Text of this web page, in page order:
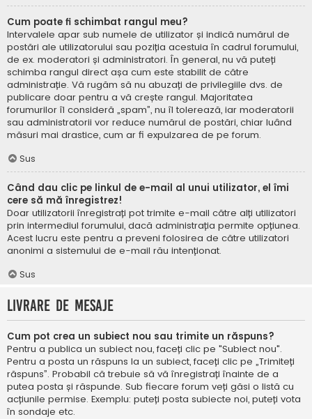
Cum poate fi schimbat rangul meu?
Intervalele apar sub numele de utilizator și indică numărul de
postări ale utilizatorului sau poziția acestuia în cadrul forumului,
de ex. moderatori și administratori. În general, nu vă puteți
schimba rangul direct așa cum este stabilit de către
administrație. Vă rugăm să nu abuzați de privilegiile dvs. de
publicare doar pentru a vă crește rangul. Majoritatea
forumurilor îl consideră „spam”, nu îl tolerează, iar moderatorii
sau administratorii vor reduce numărul de postări, chiar luând
măsuri mai drastice, cum ar fi expulzarea de pe forum.
Sus
Când dau clic pe linkul de e-mail al unui utilizator, el îmi
cere să mă înregistrez!
Doar utilizatorii înregistrați pot trimite e-mail către alți utilizatori
prin intermediul forumului, dacă administrația permite opțiunea.
Acest lucru este pentru a preveni folosirea de către utilizatori
anonimi a sistemului de e-mail rău intenționat.
Sus
Livrare de mesaje
Cum pot crea un subiect nou sau trimite un răspuns?
Pentru a publica un subiect nou, faceți clic pe "Subiect nou".
Pentru a posta un răspuns la un subiect, faceți clic pe „Trimiteți
răspuns”. Probabil că trebuie să vă înregistrați înainte de a
putea posta și răspunde. Sub fiecare forum veți găsi o listă cu
acțiunile permise. Exemplu: puteți posta subiecte noi, puteți vota
în sondaje etc.